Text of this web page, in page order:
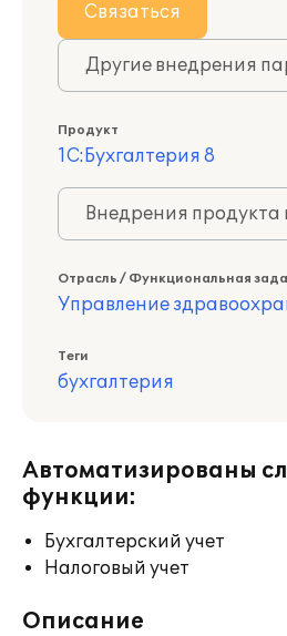
Связаться
Другие внедрения
Продукт
1С:Бухгалтерия 8
Внедрения
Отрасль / Функциональная
Управление
Теги
бухгалтерия
Автоматизированы
функции:
Бухгалтерский учет
Налоговый учет
Описание